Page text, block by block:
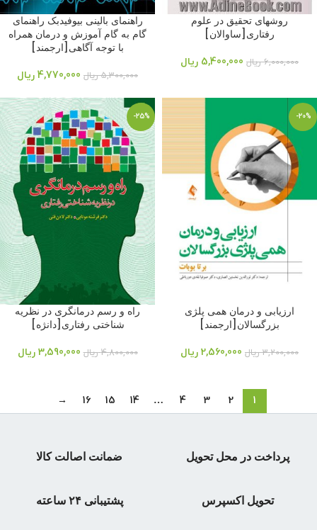
روشهای تحقیق در علوم
رفتاری[ساوالان]
6,000,000 ریال 5,400,000 ریال
راهنمای بالینی بیوفیدبک راهنمای
گام به گام آموزش و درمان همراه
با توجه آگاهی[ارجمند]
5,300,000 ریال 4,770,000 ریال
-20%
ارزیابی و درمان همی پلژی
بزرگسالان[ارجمند]
3,200,000 ریال 2,560,000 ریال
-25%
راه و رسم درمانگری در نظریه
شناختی رفتاری[دانژه]
4,800,000 ریال 3,590,000 ریال
1
2
3
4
…
14
15
16
→
ضمانت اصالت کالا پرداخت در محل تحویل
پشتیبانی ۲۴ ساعته تحویل اکسپرس